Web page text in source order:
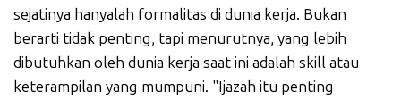
sejatinya hanyalah formalitas di dunia kerja. Bukan
berarti tidak penting, tapi menurutnya, yang lebih
dibutuhkan oleh dunia kerja saat ini adalah skill atau
keterampilan yang mumpuni. "Ijazah itu penting